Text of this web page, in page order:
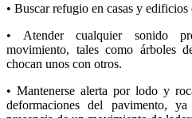
• Buscar refugio en casas y
• Atender cualquier sonido
movimiento, tales como árboles
chocan unos con otros.
• Mantenerse alerta por lodo y
deformaciones del pavimento,